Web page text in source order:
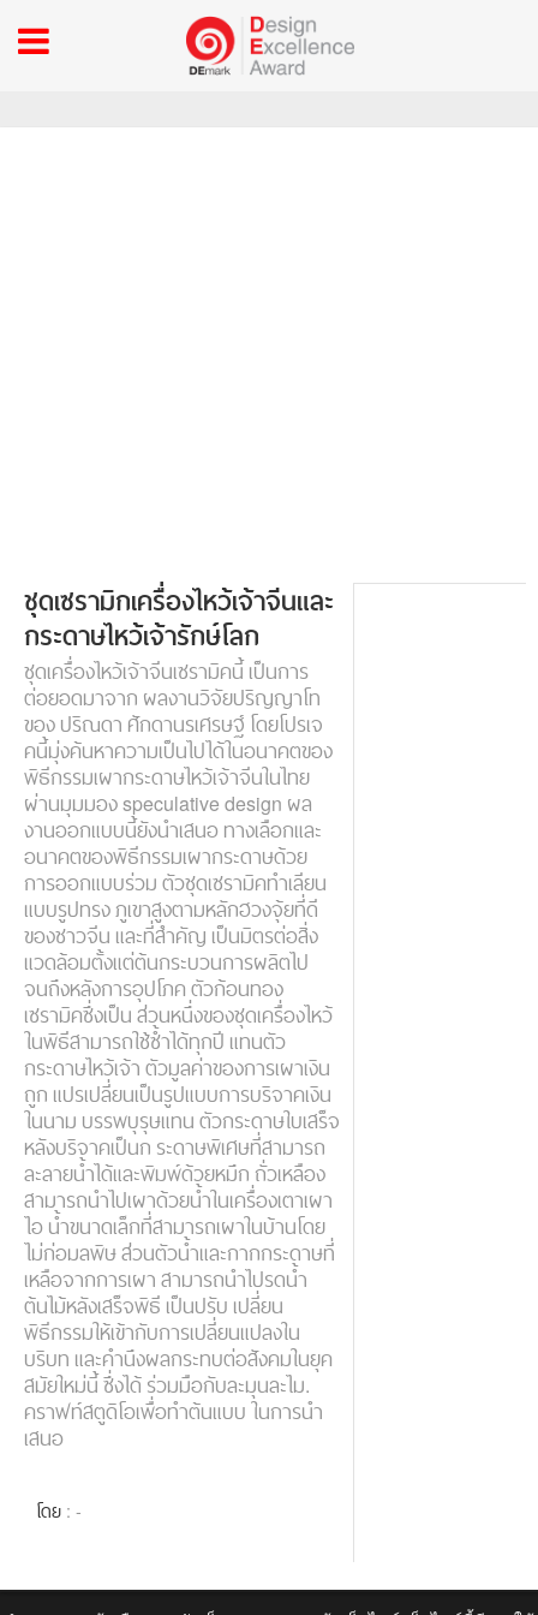
ชุดเซรามิกเครื่องไหว้เจ้าจีนและ
กระดาษไหว้เจ้ารักษ์โลก
ชุดเครื่องไหว้เจ้าจีนเซรามิคนี้ เป็นการ
ต่อยอดมาจาก ผลงานวิจัยปริญญาโท
ของ ปริณดา ศักดานรเศรษฐ์ โดยโปรเจ
คนี้มุ่งค้นหาความเป็นไปได้ในอนาคตของ
พิธีกรรมเผากระดาษไหว้เจ้าจีนในไทย
ผ่านมุมมอง speculative design ผล
งานออกแบบนี้ยังนำเสนอ ทางเลือกและ
อนาคตของพิธีกรรมเผากระดาษด้วย
การออกแบบร่วม ตัวชุดเซรามิคทำเลียน
แบบรูปทรง ภูเขาสูงตามหลักฮวงจุ้ยที่ดี
ของชาวจีน และที่สำคัญ เป็นมิตรต่อสิ่ง
แวดล้อมตั้งแต่ต้นกระบวนการผลิตไป
จนถึงหลังการอุปโภค ตัวก้อนทอง
เซรามิคซึ่งเป็น ส่วนหนึ่งของชุดเครื่องไหว้
ในพิธีสามารถใช้ซ้ำได้ทุกปี แทนตัว
กระดาษไหว้เจ้า ตัวมูลค่าของการเผาเงิน
ถูก แปรเปลี่ยนเป็นรูปแบบการบริจาคเงิน
ในนาม บรรพบุรุษแทน ตัวกระดาษใบเสร็จ
หลังบริจาคเป็นก ระดาษพิเศษที่สามารถ
ละลายน้ำได้และพิมพ์ด้วยหมึก ถั่วเหลือง
สามารถนำไปเผาด้วยน้ำในเครื่องเตาเผา
ไอ น้ำขนาดเล็กที่สามารถเผาในบ้านโดย
ไม่ก่อมลพิษ ส่วนตัวน้ำและกากกระดาษที่
เหลือจากการเผา สามารถนำไปรดน้ำ
ต้นไม้หลังเสร็จพิธี เป็นปรับ เปลี่ยน
พิธีกรรมให้เข้ากับการเปลี่ยนแปลงใน
บริบท และคำนึงผลกระทบต่อสังคมในยุค
สมัยใหม่นี้ ซึ่งได้ ร่วมมือกับละมุนละไม.
คราฟท์สตูดิโอเพื่อทำต้นแบบ ในการนำ
เสนอ
โดย : -